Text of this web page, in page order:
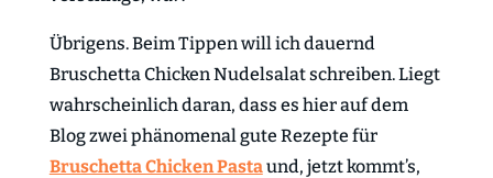
Übrigens. Beim Tippen will ich dauernd
Bruschetta Chicken Nudelsalat schreiben. Liegt
wahrscheinlich daran, dass es hier auf dem
Blog zwei phänomenal gute Rezepte für
Bruschetta Chicken Pastaund, jetzt kommt’s,